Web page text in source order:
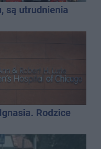
są utrudnienia
Rodzice